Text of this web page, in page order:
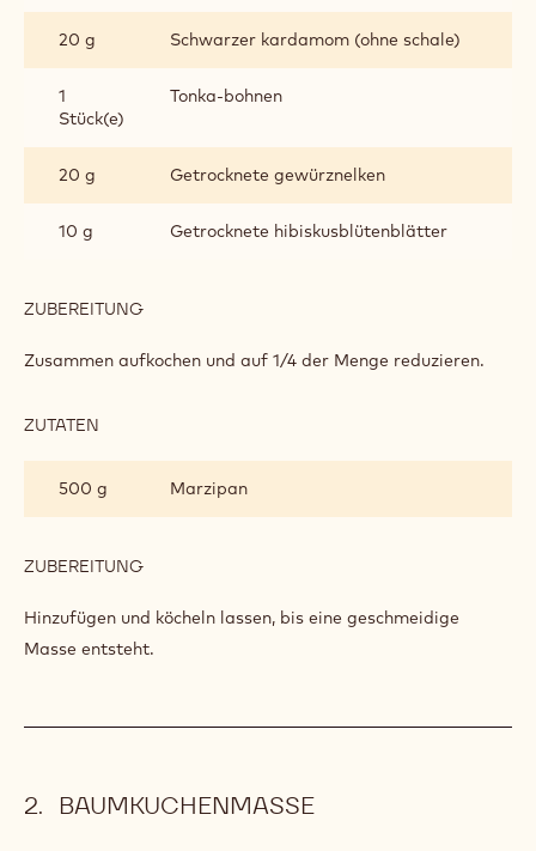
20 g Schwarzer kardamom (ohne schale)
1
Stück(e)
Tonka-bohnen
20 g Getrocknete gewürznelken
10 g Getrocknete hibiskusblütenblätter
ZUBEREITUNG
Zusammen aufkochen und auf 1/4 der Menge reduzieren.
ZUTATEN
500 g
Marzipan
ZUBEREITUNG
Hinzufügen und köcheln lassen, bis eine geschmeidige
Masse entsteht.
BAUMKUCHENMASSE